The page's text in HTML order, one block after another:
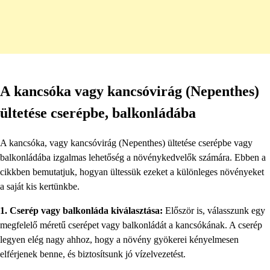
A kancsóka vagy kancsóvirág (Nepenthes)
ültetése cserépbe, balkonládába
A kancsóka, vagy kancsóvirág (Nepenthes) ültetése cserépbe vagy
balkonládába izgalmas lehetőség a növénykedvelők számára. Ebben a
cikkben bemutatjuk, hogyan ültessük ezeket a különleges növényeket
a saját kis kertünkbe.
1. Cserép vagy balkonláda kiválasztása: Először is, válasszunk egy
megfelelő méretű cserépet vagy balkonládát a kancsókának. A cserép
legyen elég nagy ahhoz, hogy a növény gyökerei kényelmesen
elférjenek benne, és biztosítsunk jó vízelvezetést.